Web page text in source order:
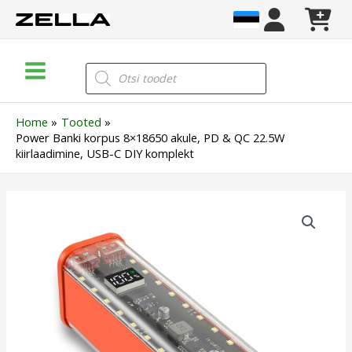
Menu
Products
search
Home
Tooted
Power Banki korpus 8×18650 akule, PD & QC 22.5W
kiirlaadimine, USB-C DIY komplekt
8x18650